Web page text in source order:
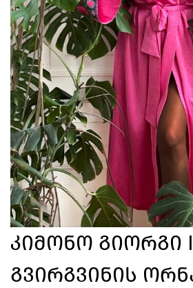
Კიმონო Გიორგი
Გვირგვინის